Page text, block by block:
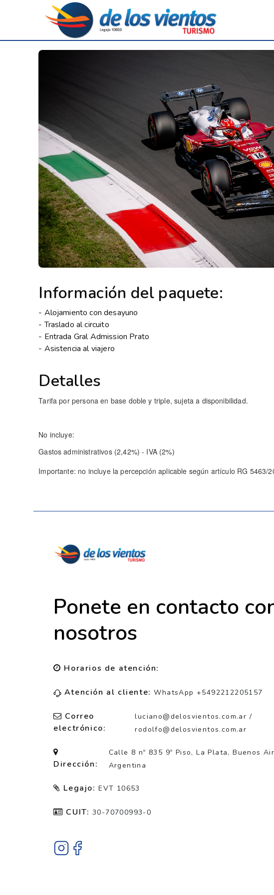
Información del paquete:
- Alojamiento con desayuno
- Traslado al circuito
- Entrada Gral Admission Prato
- Asistencia al viajero
Detalles
Tarifa por persona en base doble y triple, sujeta a disponibilidad.
No incluye:
Gastos administrativos (2,42%) - IVA (2%)
Importante: no incluye la percepción aplicable según artículo RG 5463/
Ponete en contacto
nosotros
Horarios de atención:
Atención al cliente:WhatsApp +5492212205157
Correo
electrónico:
luciano@delosvientos.com.ar /
rodolfo@delosvientos.com.ar
Dirección:
Calle 8 nº 835 9º Piso, La Plata, Buenos
Argentina
Legajo:EVT 10653
CUIT:30-70700993-0